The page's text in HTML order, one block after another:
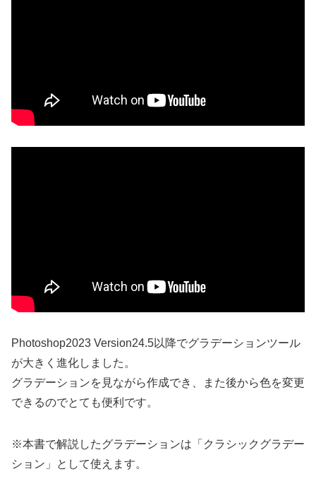
Photoshop2023 Version24.5以降でグラデーションツール
が大きく進化しました。
グラデーションを見ながら作成でき、また後から色を変更
できるのでとても便利です。
※本書で解説したグラデーションは「クラシックグラデー
ション」として使えます。